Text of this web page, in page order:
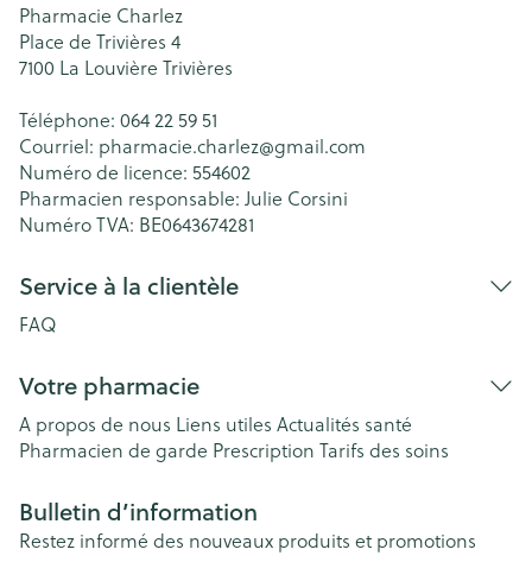
Pharmacie Charlez
Place de Trivières 4
7100 La Louvière Trivières
Téléphone: 064 22 59 51
Courriel: pharmacie.charlez@gmail.com
Numéro de licence: 554602
Pharmacien responsable: Julie Corsini
Numéro TVA: BE0643674281
Service à la clientèle
FAQ
Votre pharmacie
A propos de nous Liens utiles Actualités santé
Pharmacien de garde Prescription Tarifs des soins
Bulletin d’information
Restez informé des nouveaux produits et promotions